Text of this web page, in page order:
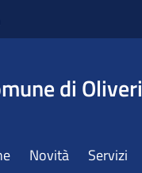
di Oliveri
Novità Servizi